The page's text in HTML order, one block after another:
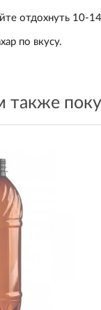
отдохнуть 10-
по вкусу.
также